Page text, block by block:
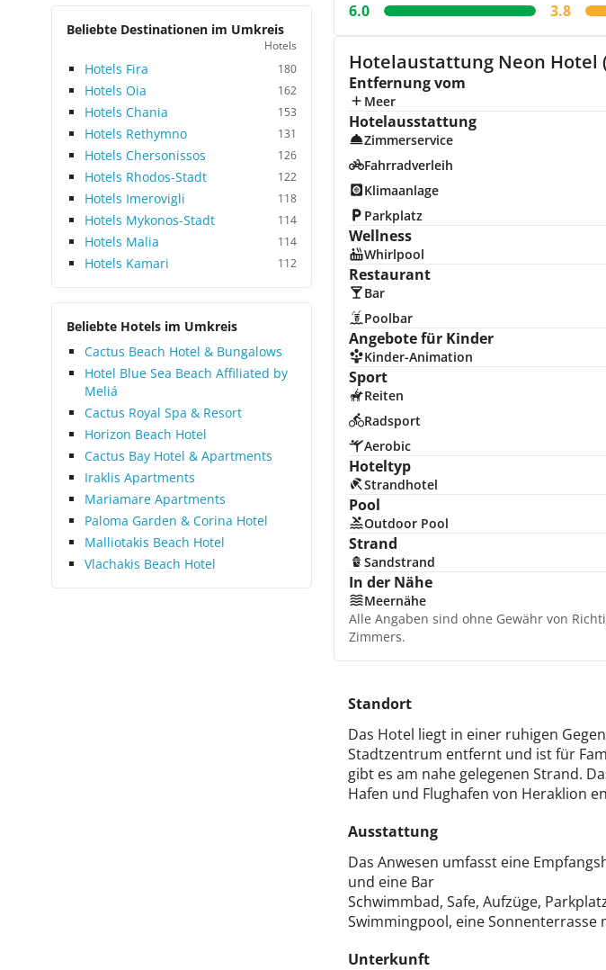
Beliebte Destinationen im Umkreis
Hotels
Hotels Fira 180
Hotels Oia 162
Hotels Chania 153
Hotels Rethymno 131
Hotels Chersonissos 126
Hotels Rhodos-Stadt 122
Hotels Imerovigli 118
Hotels Mykonos-Stadt 114
Hotels Malia 114
Hotels Kamari 112
Beliebte Hotels im Umkreis
Cactus Beach Hotel & Bungalows
Hotel Blue Sea Beach Affiliated by
Meliá
Cactus Royal Spa & Resort
Horizon Beach Hotel
Cactus Bay Hotel & Apartments
Iraklis Apartments
Mariamare Apartments
Paloma Garden & Corina Hotel
Malliotakis Beach Hotel
Vlachakis Beach Hotel
6.0 3.8
Hotelaustattung Neon Hotel
Entfernung vom
Meer
Hotelausstattung
Zimmerservice
Fahrradverleih
Klimaanlage
Parkplatz
Wellness
Whirlpool
Restaurant
Bar
Poolbar
Angebote für Kinder
Kinder-Animation
Sport
Reiten
Radsport
Aerobic
Hoteltyp
Strandhotel
Pool
Outdoor Pool
Strand
Sandstrand
In der Nähe
Meernähe
Alle Angaben sind ohne Gewähr von
Zimmers.
Standort
Das Hotel liegt in einer ruhigen
Stadtzentrum entfernt und ist für
gibt es am nahe gelegenen Strand.
Hafen und Flughafen von Heraklion
Ausstattung
Das Anwesen umfasst eine
und eine Bar
Schwimmbad, Safe, Aufzüge,
Swimmingpool, eine
Unterkunft